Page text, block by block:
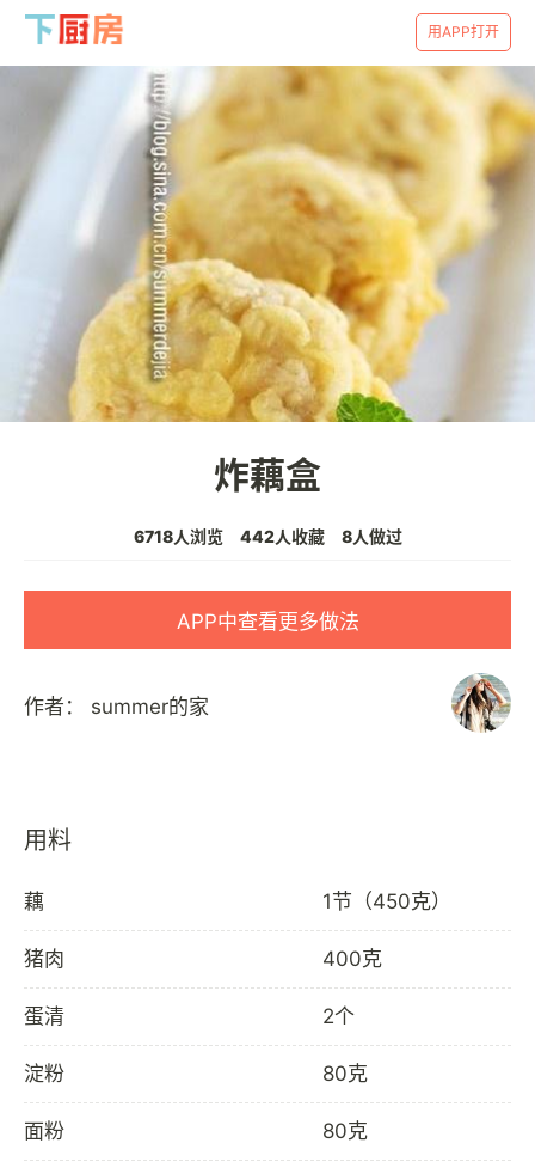
用APP打开
炸藕盒
6718人浏览 442人收藏 8人做过
APP中查看更多做法
作者： summer的家
用料
藕 1节（450克）
猪肉 400克
蛋清 2个
淀粉 80克
面粉 80克